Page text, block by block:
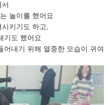
놀이를 했어요
키기도 하고,
기도 했어요
어내기 위해 열중한 모습이 귀여